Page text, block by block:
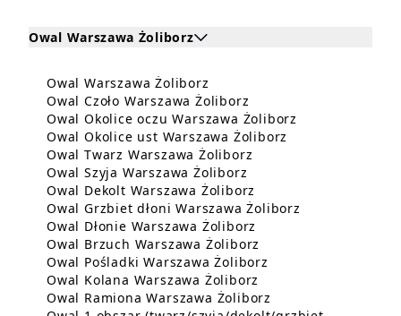
Owal Warszawa Żoliborz
Kliknij, aby rozwinąć i zobaczyć zabiegi dla Owal
Zabiegi dla Owal Warszawa Żoliborz
Owal Warszawa Żoliborz
Owal Czoło Warszawa Żoliborz
Owal Okolice oczu Warszawa Żoliborz
Owal Okolice ust Warszawa Żoliborz
Owal Twarz Warszawa Żoliborz
Owal Szyja Warszawa Żoliborz
Owal Dekolt Warszawa Żoliborz
Owal Grzbiet dłoni Warszawa Żoliborz
Owal Dłonie Warszawa Żoliborz
Owal Brzuch Warszawa Żoliborz
Owal Pośladki Warszawa Żoliborz
Owal Kolana Warszawa Żoliborz
Owal Ramiona Warszawa Żoliborz